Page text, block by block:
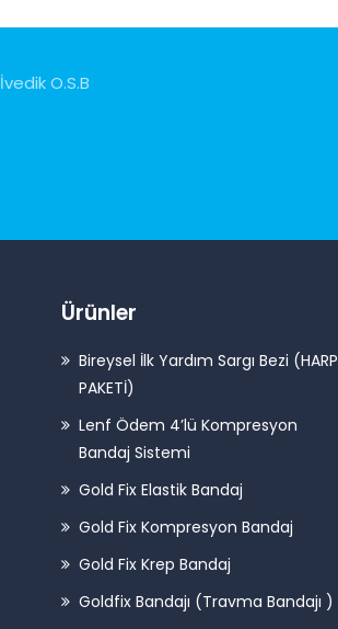
O.S.B
Ürünler
Bireysel İlk Yardım Sargı Bezi (HARP
PAKETİ)
Lenf Ödem 4’lü Kompresyon
Bandaj Sistemi
Gold Fix Elastik Bandaj
Gold Fix Kompresyon Bandaj
Gold Fix Krep Bandaj
Goldfix Bandajı (Travma Bandajı )